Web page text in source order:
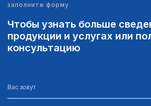
заполните форму
Чтобы узнать больше
продукции и услугах или
консультацию